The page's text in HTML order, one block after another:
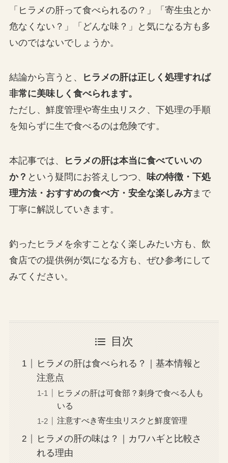
「ヒラメの肝って食べられるの？」「寄生虫とか
危なくない？」「どんな味？」と気になる方も多
いのではないでしょうか。
結論から言うと、 ヒラメの肝は正しく処理すれば
非常に美味しく食べられます。
ただし、鮮度管理や寄生虫リスク、下処理の手順
を知らずに生で食べるのは危険です。
本記事では、
ヒラメの肝は本当に食べていいの
か？ という疑問にお答えしつつ、
味の特徴・下処
理方法・おすすめの食べ方・安全な楽しみ方まで
丁寧に解説していきます。
釣ったヒラメを余すことなく楽しみたい方も、飲
食店での提供例が気になる方も、ぜひ参考にして
みてください。
目次
ヒラメの肝は食べられる？｜基本情報と
注意点
ヒラメの肝は可食部？刺身で食べる人も
いる
注意すべき寄生虫リスクと鮮度管理
ヒラメの肝の味は？｜カワハギと比較さ
れる理由